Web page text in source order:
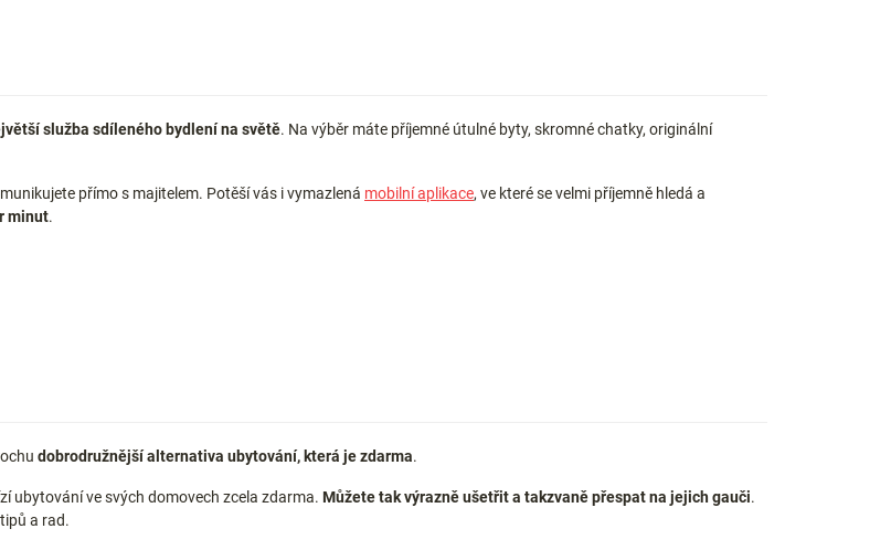
služba sdíleného bydlení na světě. Na výběr máte příjemné útulné byty, skromné chatky, originální
přímo s majitelem. Potěší vás i vymazlená mobilní aplikace, ve které se velmi příjemně hledá a
minut.
dobrodružnější alternativa ubytování, která je zdarma.
ubytování ve svých domovech zcela zdarma. Můžete tak výrazně ušetřit a takzvaně přespat na jejich gauči.
a rad.